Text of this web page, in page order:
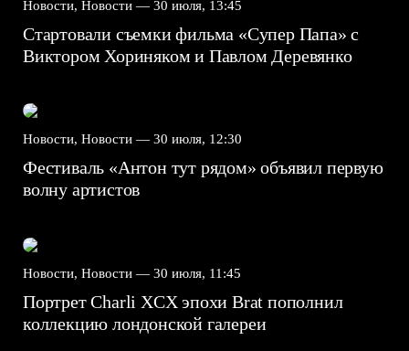
Новости, Новости — 30 июля, 13:45
Стартовали съемки фильма «Супер Папа» с
Виктором Хориняком и Павлом Деревянко
Новости, Новости — 30 июля, 12:30
Фестиваль «Антон тут рядом» объявил первую
волну артистов
Новости, Новости — 30 июля, 11:45
Портрет Charli XCX эпохи Brat пополнил
коллекцию лондонской галереи